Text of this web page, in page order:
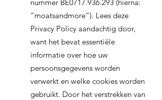
nummer BE0717.936.293 (hierna:
“moatsandmore”). Lees deze
Privacy Policy aandachtig door,
want het bevat essentiële
informatie over hoe uw
persoonsgegevens worden
verwerkt en welke cookies worden
gebruikt. Door het verstrekken van